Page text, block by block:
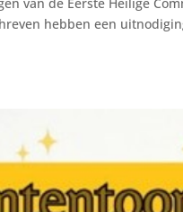
hebben een